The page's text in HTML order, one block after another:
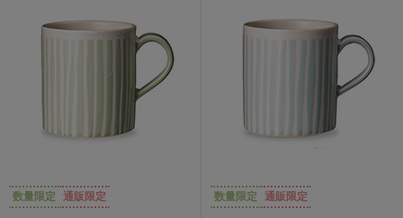
数量限定 通販限定 数量限定 通販限定